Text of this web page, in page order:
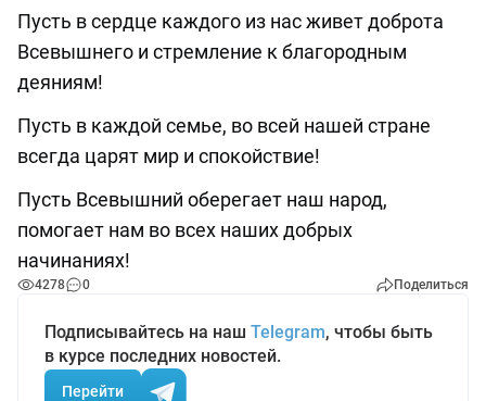
Пусть в сердце каждого из нас живет доброта
Всевышнего и стремление к благородным
деяниям!
Пусть в каждой семье, во всей нашей стране
всегда царят мир и спокойствие!
Пусть Всевышний оберегает наш народ,
помогает нам во всех наших добрых
начинаниях!
4278 0 Поделиться
Подписывайтесь на наш Telegram, чтобы быть
в курсе последних новостей.
Перейти